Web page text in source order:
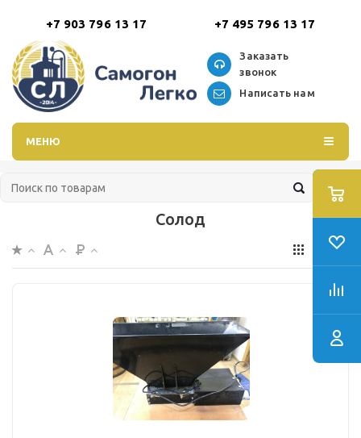
+7 903 796 13 17 +7 495 796 13 17
Заказать
звонок
Написать нам
МЕНЮ
Солод